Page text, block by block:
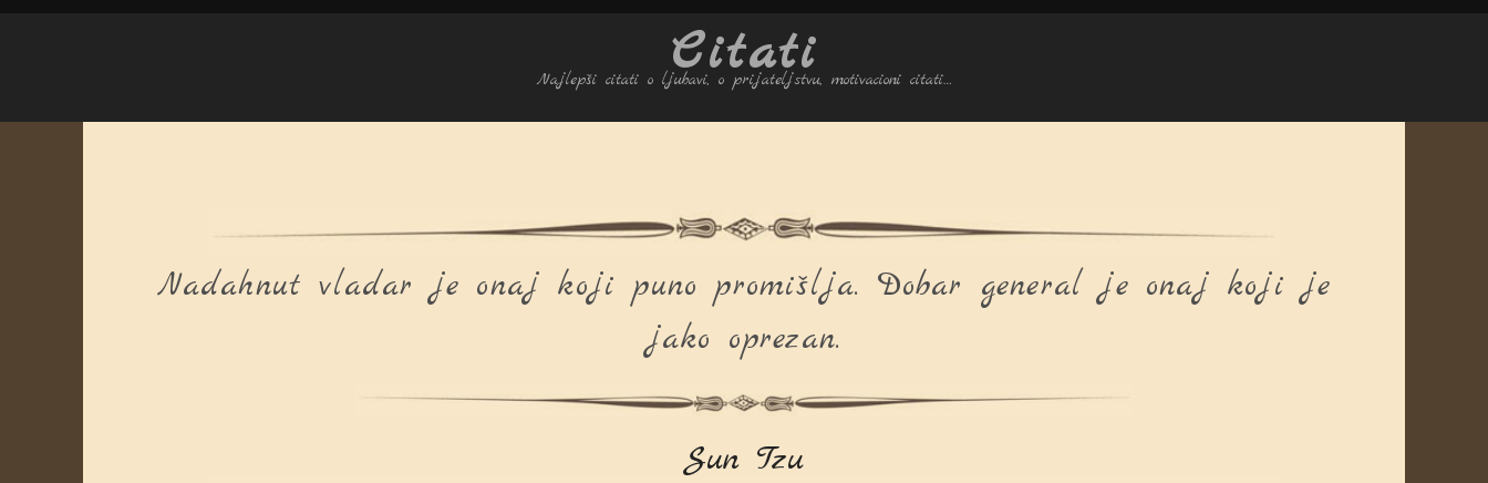
Citati
Najlepši citati o ljubavi, o prijateljstvu, motivacioni citati…
Nadahnut vladar je onaj koji puno promišlja. Dobar general je onaj koji je
jako oprezan.
Sun Tzu